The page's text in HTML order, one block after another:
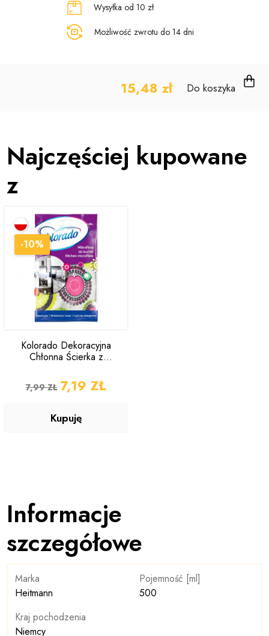
Wysyłka od 10 zł
Możliwość zwrotu do 14 dni
15,48 zł Do koszyka
Najczęściej kupowane
z
Kolorado Dekoracyjna
Chłonna Ścierka z
CENA PODSTAWOWA
7,99 ZŁ CENA
7,19 ZŁ
Kupuję
-10%
Informacje
szczegółowe
Marka
Heitmann
Kraj pochodzenia
Niemcy
Pojemność [ml]
500